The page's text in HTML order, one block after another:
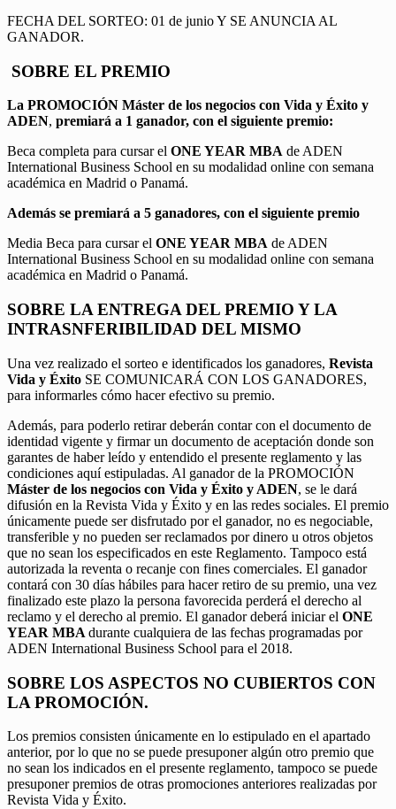
FECHA DEL SORTEO: 01 de junio Y SE ANUNCIA AL
GANADOR.
SOBRE EL PREMIO
La PROMOCIÓN Máster de los negocios con Vida y Éxito y
ADEN, premiará a 1 ganador, con el siguiente premio:
Beca completa para cursar el ONE YEAR MBA de ADEN
International Business School en su modalidad online con semana
académica en Madrid o Panamá.
Además se premiará a 5 ganadores, con el siguiente premio
Media Beca para cursar el ONE YEAR MBA de ADEN
International Business School en su modalidad online con semana
académica en Madrid o Panamá.
SOBRE LA ENTREGA DEL PREMIO Y LA
INTRASNFERIBILIDAD DEL MISMO
Una vez realizado el sorteo e identificados los ganadores, Revista
Vida y Éxito SE COMUNICARÁ CON LOS GANADORES,
para informarles cómo hacer efectivo su premio.
Además, para poderlo retirar deberán contar con el documento de
identidad vigente y firmar un documento de aceptación donde son
garantes de haber leído y entendido el presente reglamento y las
condiciones aquí estipuladas. Al ganador de la PROMOCIÓN
Máster de los negocios con Vida y Éxito y ADEN, se le dará
difusión en la Revista Vida y Éxito y en las redes sociales. El premio
únicamente puede ser disfrutado por el ganador, no es negociable,
transferible y no pueden ser reclamados por dinero u otros objetos
que no sean los especificados en este Reglamento. Tampoco está
autorizada la reventa o recanje con fines comerciales. El ganador
contará con 30 días hábiles para hacer retiro de su premio, una vez
finalizado este plazo la persona favorecida perderá el derecho al
reclamo y el derecho al premio. El ganador deberá iniciar el ONE
YEAR MBA durante cualquiera de las fechas programadas por
ADEN International Business School para el 2018.
SOBRE LOS ASPECTOS NO CUBIERTOS CON
LA PROMOCIÓN.
Los premios consisten únicamente en lo estipulado en el apartado
anterior, por lo que no se puede presuponer algún otro premio que
no sean los indicados en el presente reglamento, tampoco se puede
presuponer premios de otras promociones anteriores realizadas por
Revista Vida y Éxito.